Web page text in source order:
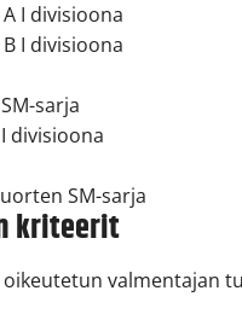
I divisioona
I divisioona
sarja
divisioona
SM-sarja
kriteerit
valmentajan